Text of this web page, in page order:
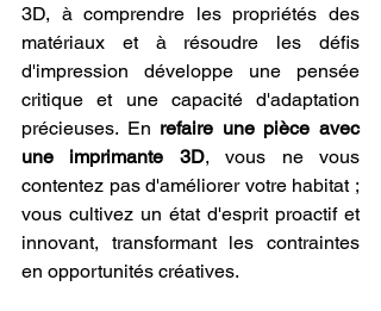
3D, à comprendre les propriétés des
matériaux et à résoudre les défis
d'impression développe une pensée
critique et une capacité d'adaptation
précieuses. En refaire une pièce avec
une imprimante 3D, vous ne vous
contentez pas d'améliorer votre habitat ;
vous cultivez un état d'esprit proactif et
innovant, transformant les contraintes
en opportunités créatives.